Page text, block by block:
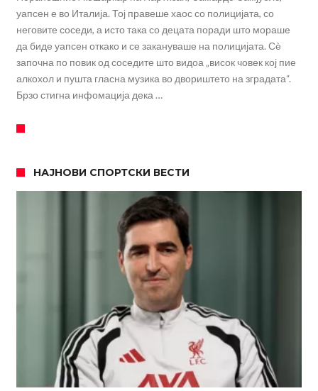
уапсен е во Италија. Тој правеше хаос со полицијата, со
неговите соседи, а исто така со децата поради што мораше
да биде уапсен откако и се закануваше на полицијата. Сѐ
започна по повик од соседите што видоа „висок човек кој пие
алкохол и пушта гласна музика во двориштето на зградата“.
Брзо стигна инфомација дека …
НАЈНОВИ СПОРТСКИ ВЕСТИ